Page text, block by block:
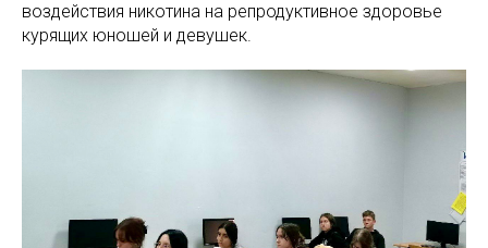
воздействия никотина на репродуктивное здоровье
курящих юношей и девушек.